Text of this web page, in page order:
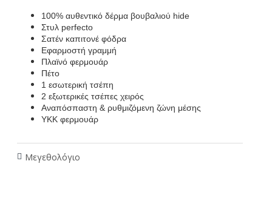
100% αυθεντικό δέρμα βουβαλιού hide
Στυλ perfecto
Σατέν καπιτονέ φόδρα
Εφαρμοστή γραμμή
Πλαϊνό φερμουάρ
Πέτο
1 εσωτερική τσέπη
2 εξωτερικές τσέπες χειρός
Αναπόσπαστη & ρυθμιζόμενη ζώνη μέσης
ΥΚΚ φερμουάρ
Μεγεθολόγιο